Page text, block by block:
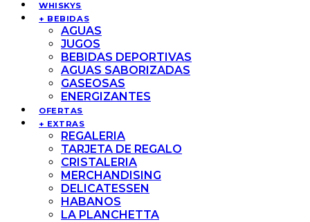
WHISKYS
+ BEBIDAS
AGUAS
JUGOS
BEBIDAS DEPORTIVAS
AGUAS SABORIZADAS
GASEOSAS
ENERGIZANTES
OFERTAS
+ EXTRAS
REGALERIA
TARJETA DE REGALO
CRISTALERIA
MERCHANDISING
DELICATESSEN
HABANOS
LA PLANCHETTA